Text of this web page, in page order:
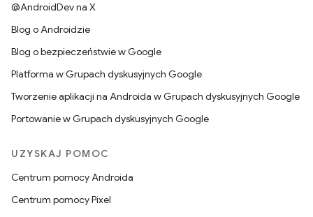
@AndroidDev na X
Blog o Androidzie
Blog o bezpieczeństwie w Google
Platforma w Grupach dyskusyjnych Google
Tworzenie aplikacji na Androida w Grupach dyskusyjnych Google
Portowanie w Grupach dyskusyjnych Google
UZYSKAJ POMOC
Centrum pomocy Androida
Centrum pomocy Pixel